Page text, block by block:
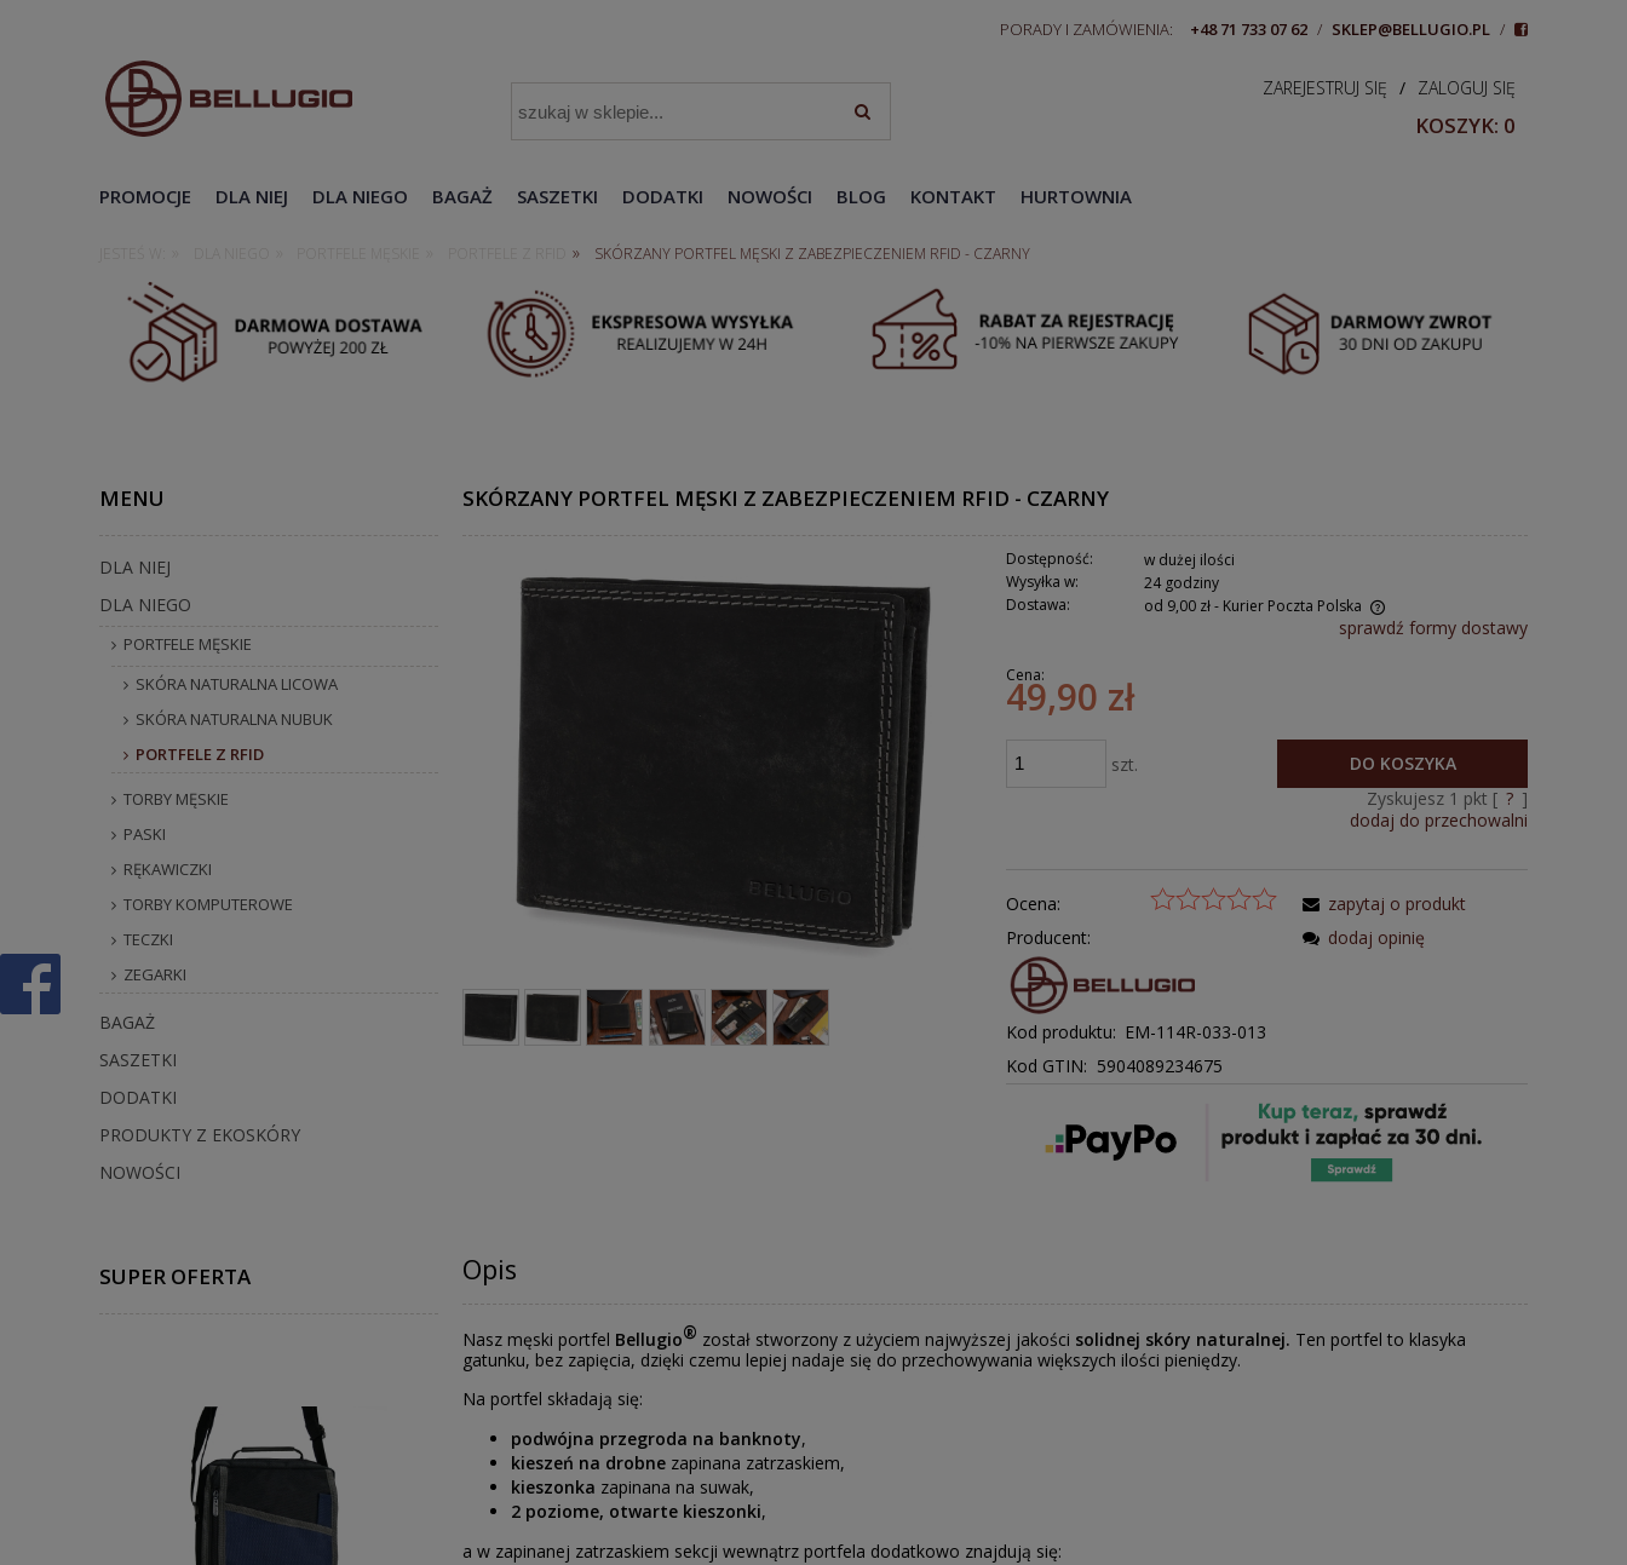
PORADY I ZAMÓWIENIA: +48 71 733 07 62 / SKLEP@BELLUGIO.PL /
ZAREJESTRUJ SIĘ / ZALOGUJ SIĘ
KOSZYK: 0
PROMOCJE DLA NIEJ DLA NIEGO BAGAŻ SASZETKI DODATKI NOWOŚCI BLOG KONTAKT HURTOWNIA
» SKÓRZANY PORTFEL MĘSKI Z ZABEZPIECZENIEM RFID - CZARNY
MENU
DLA NIEJ
DLA NIEGO
PORTFELE MĘSKIE
SKÓRA NATURALNA LICOWA
SKÓRA NATURALNA NUBUK
PORTFELE Z RFID
TORBY MĘSKIE
PASKI
RĘKAWICZKI
TORBY KOMPUTEROWE
TECZKI
ZEGARKI
BAGAŻ
SASZETKI
DODATKI
PRODUKTY Z EKOSKÓRY
NOWOŚCI
SUPER OFERTA
SKÓRZANY PORTFEL MĘSKI Z ZABEZPIECZENIEM RFID - CZARNY
Dostępność:
w dużej ilości
Wysyłka w:
24 godziny
Dostawa:
od 9,00 zł- Kurier Poczta Polska
sprawdź formy dostawy
Cena:
49,90 zł
szt.
DO KOSZYKA
Zyskujesz 1 pkt [ ? ]
dodaj do przechowalni
Ocena:
Producent:
Kod produktu: EM-114R-033-013
Kod GTIN: 5904089234675
zapytaj o produkt
dodaj opinię
Opis
Nasz męski portfel Bellugio® został stworzony z użyciem najwyższej jakości solidnej skóry naturalnej. Ten portfel to klasyka
gatunku, bez zapięcia, dzięki czemu lepiej nadaje się do przechowywania większych ilości pieniędzy.
Na portfel składają się:
podwójna przegroda na banknoty,
kieszeń na drobne zapinana zatrzaskiem,
kieszonka zapinana na suwak,
2 poziome, otwarte kieszonki,
a w zapinanej zatrzaskiem sekcji wewnątrz portfela dodatkowo znajdują się: